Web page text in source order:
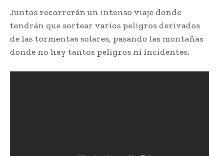
Juntos recorrerán un intenso viaje donde
tendrán que sortear varios peligros derivados
de las tormentas solares, pasando las montañas
donde no hay tantos peligros ni incidentes.